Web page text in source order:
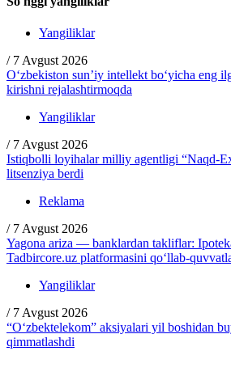
Yangiliklar
/ 7 Avgust 2026
O‘zbekiston sun’iy intellekt bo‘yicha eng
kirishni rejalashtirmoqda
Yangiliklar
/ 7 Avgust 2026
Istiqbolli loyihalar milliy agentligi “Naqd-
litsenziya berdi
Reklama
/ 7 Avgust 2026
Yagona ariza — banklardan takliflar:
Tadbircore.uz platformasini qo‘llab-
Yangiliklar
/ 7 Avgust 2026
“O‘zbektelekom” aksiyalari yil boshidan
qimmatlashdi